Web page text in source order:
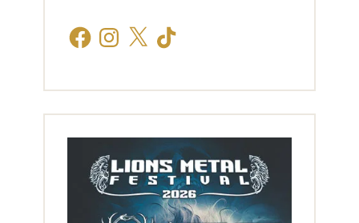
FacebookInstagram
X TikTok